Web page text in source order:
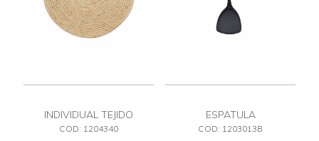
INDIVIDUAL TEJIDO
COD: 1204340
ESPATULA
COD: 1203013B